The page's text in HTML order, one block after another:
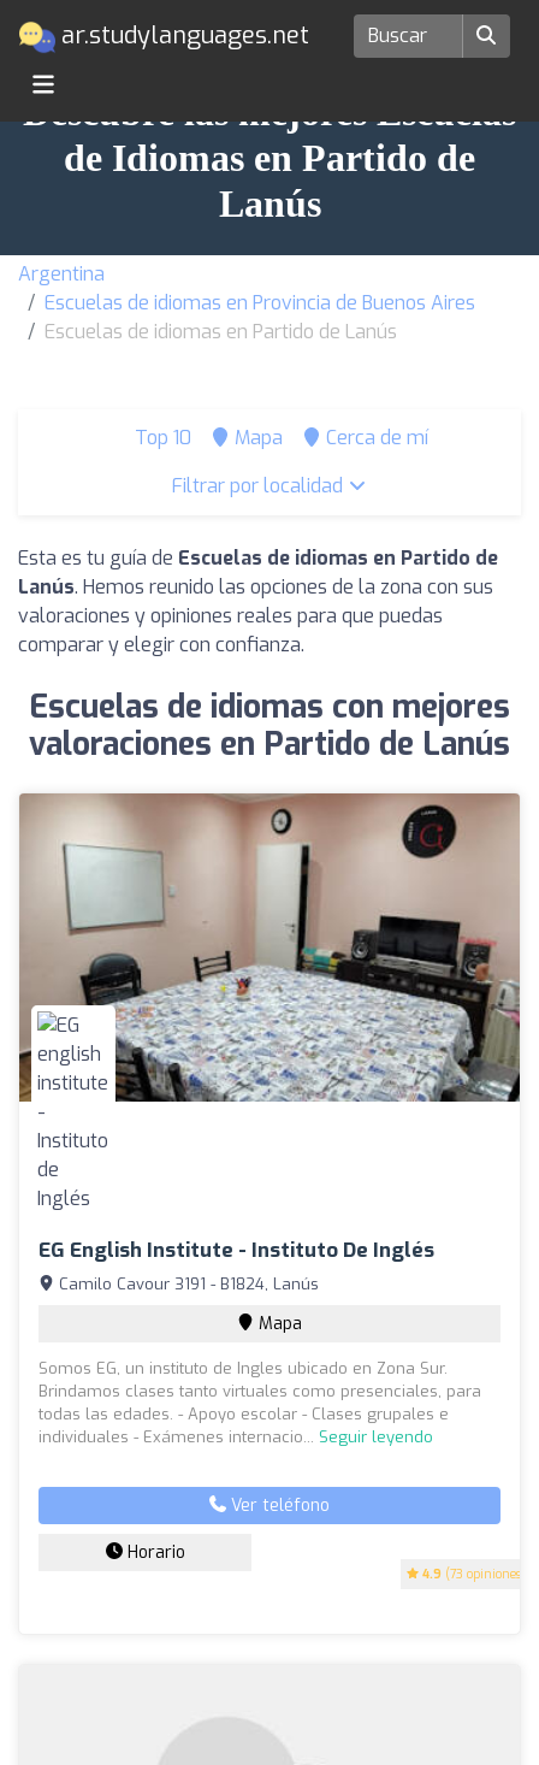
ar.studylanguages.net
Descubre las mejores Escuelas
de Idiomas en Partido de
Lanús
Argentina
Escuelas de idiomas en Provincia de Buenos Aires
Escuelas de idiomas en Partido de Lanús
Top 10 Mapa
Cerca de mí
Filtrar por localidad
Esta es tu guía de Escuelas de idiomas en Partido de
Lanús. Hemos reunido las opciones de la zona con sus
valoraciones y opiniones reales para que puedas
comparar y elegir con confianza.
Escuelas de idiomas con mejores
valoraciones en Partido de Lanús
EG English Institute - Instituto De Inglés
4.9 (73 opiniones)
Camilo Cavour 3191 - B1824, Lanús
Mapa
Somos EG, un instituto de Ingles ubicado en Zona Sur.
Brindamos clases tanto virtuales como presenciales, para
todas las edades. - Apoyo escolar - Clases grupales e
individuales - Exámenes internacio... Seguir leyendo
Ver teléfono
Horario